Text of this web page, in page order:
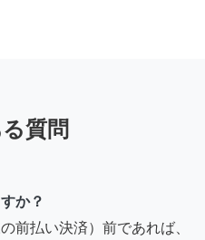
質問
か？
前払い決済）前であれば、